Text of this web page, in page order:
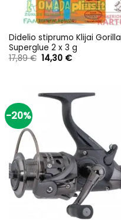
Didelio stiprumo Klijai Gorilla
Superglue 2 x 3 g
17,89€ Original
price
14,30 €Current
-20%